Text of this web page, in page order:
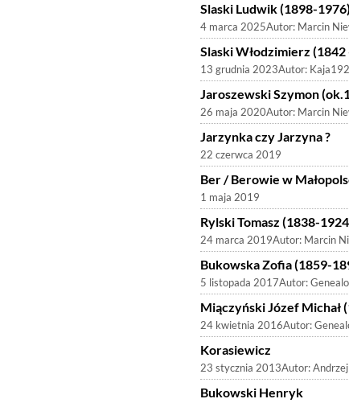
Slaski Ludwik (1898-1976)
4 marca 2025Autor: Marcin
Slaski Włodzimierz (1842
13 grudnia 2023Autor:
Jaroszewski Szymon
26 maja 2020Autor: Marcin
Jarzynka czy Jarzyna ?
22 czerwca 2019
Ber / Berowie w
1 maja 2019
Rylski Tomasz (1838-
24 marca 2019Autor: Marcin
Bukowska Zofia (1859-
5 listopada 2017Autor:
Miączyński Józef Michał
24 kwietnia 2016Autor:
Korasiewicz
23 stycznia 2013Autor:
Bukowski Henryk